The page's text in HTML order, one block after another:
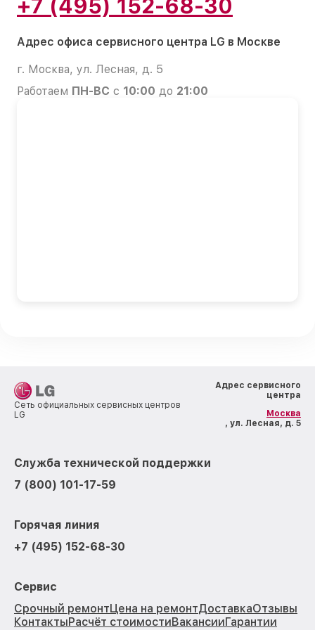
+7 (495) 152-68-30
Адрес офиса сервисного центра LG в Москве
г. Москва, ул. Лесная, д. 5
Работаем ПН-ВС с 10:00 до 21:00
Сеть официальных сервисных центров
LG
Адрес сервисного
центра
Москва
, ул. Лесная, д. 5
Служба технической поддержки
7 (800) 101-17-59
Горячая линия
+7 (495) 152-68-30
Сервис
Срочный ремонтЦена на ремонтДоставкаОтзывы
КонтактыРасчёт стоимостиВакансииГарантии